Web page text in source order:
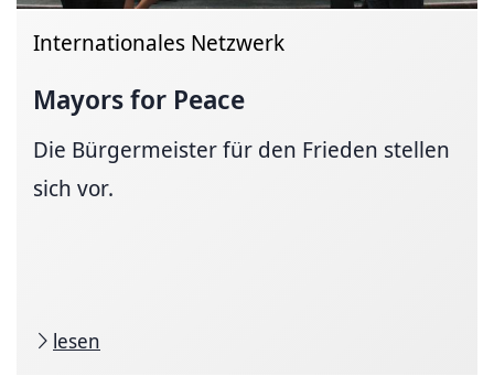
Internationales Netzwerk
Mayors for Peace
Die Bürgermeister für den Frieden stellen
sich vor.
lesen